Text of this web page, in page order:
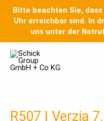
Bitte beachten Sie, dass
Uhr erreichbar sind. In
uns unter der
obsah
R507 | Verzia